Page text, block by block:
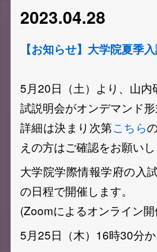
2023.04.28
【お知らせ】大学院夏季
5月20日（土）より、山
試説明会がオンデマンド形
詳細は決まり次第こちら
えの方はご確認をお願いし
大学院学際情報学府の入
の日程で開催します。
(Zoomによるオンライン開
5月25日（木）16時30分